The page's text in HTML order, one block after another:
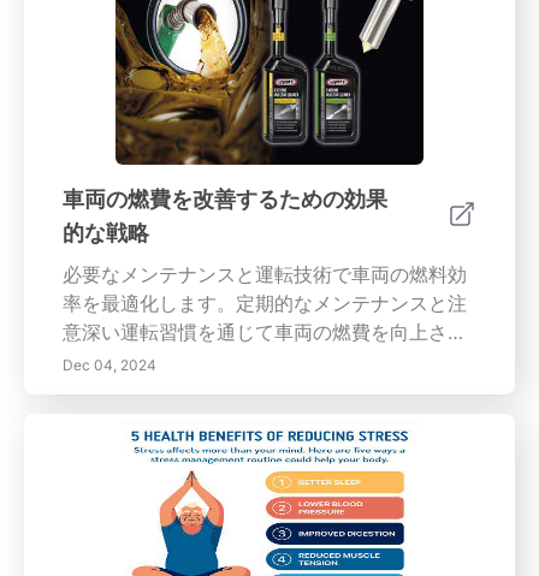
ての情報を提供します。エンジンのパフォーマ
ンス監視の重要性や、車両の重量および空気抵
抗が燃料消費に与える影響を学びましょう。最
適なルートを計画し、天候を考慮し、よりスマ
ートな運転体験のためにテクノロジーを活用し
ます。公共交通機関、相乗り、自転車などの代
替輸送手段を探求し、さらにカーボンフットプ
リントを減らしてください。私たちの洞察に従
うことで、ガソリン代を節約するだけでなく、
より持続可能な環境に貢献することもできま
す。
車両の燃費を改善するための効果
的な戦略
必要なメンテナンスと運転技術で車両の燃料効
率を最適化します。定期的なメンテナンスと注
意深い運転習慣を通じて車両の燃費を向上させ
るための主要な戦略を探ります。エンジンを効
率的に動かすためのタイムリーなオイル交換、
換の重要性を発見しましょう。効果的な燃料シ
ステムのクリーニングが性能を妨げる deposit
の防止にどのように寄与するか、また燃料消費
を減らす上での運転スタイルの役割について学
びます。スムーズな運転技術を採用し、重量を
Dec 04, 2024